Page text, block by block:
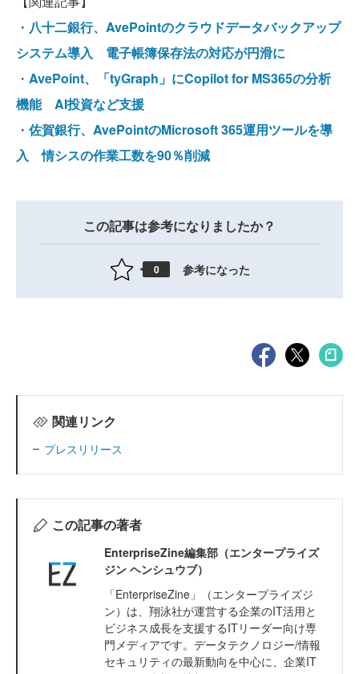
・ 八十二銀行、AvePointのクラウドデータバックアップ
システム導入 電子帳簿保存法の対応が円滑に
・ AvePoint、「tyGraph」にCopilot for MS365の分析
機能 AI投資など支援
・ 佐賀銀行、AvePointのMicrosoft 365運用ツールを導
入 情シスの作業工数を90％削減
この記事は参考になりましたか？
0 参考になった
関連リンク
プレスリリース
この記事の著者
EnterpriseZine編集部（エンタープライズ
ジン ヘンシュウブ）
「EnterpriseZine」（エンタープライズジ
ン）は、翔泳社が運営する企業のIT活用と
ビジネス成長を支援するITリーダー向け専
門メディアです。データテクノロジー/情報
セキュリティの最新動向を中心に、企業IT